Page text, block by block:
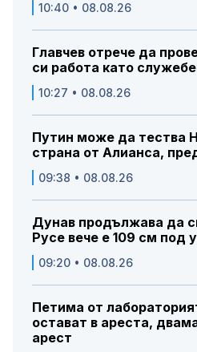
10:40 • 08.08.26
Главчев отрече да
си работа като
10:27 • 08.08.26
Путин може да тества
страна от Алианса,
09:38 • 08.08.26
Дунав продължава да
Русе вече е 109 см под
09:20 • 08.08.26
Петима от
остават в ареста,
арест